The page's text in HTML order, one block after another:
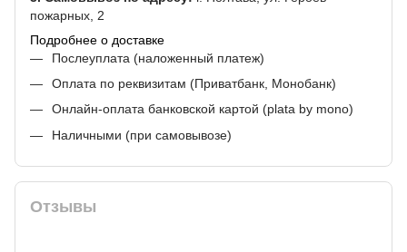
пожарных, 2
Подробнее о доставке
Послеуплата (наложенный платеж)
Оплата по реквизитам (Приватбанк, Монобанк)
Онлайн-оплата банковской картой (plata by mono)
Наличными (при самовывозе)
Отзывы